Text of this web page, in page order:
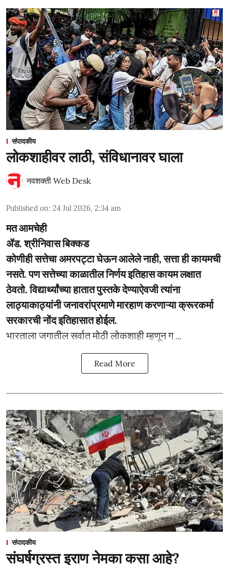
संपादकीय
लोकशाहीवर लाठी, संविधानावर घाला
नवशक्ती Web Desk
Published on: 24 Jul 2026, 2:34 am
मत आमचेही
ॲड. श्रीनिवास बिक्कड
कोणीही सत्तेचा अमरपट्टा घेऊन आलेले नाही, सत्ता ही कायमची
नसते. पण सत्तेच्या काळातील निर्णय इतिहास कायम लक्षात
ठेवतो. विद्यार्थ्यांच्या हातात पुस्तके देण्याऐवजी त्यांना
लाठ्याकाठ्यांनी जनावरांप्रमाणे मारहाण करणाऱ्या क्रूरकर्मा
सरकारची नोंद इतिहासात होईल.
भारताला जगातील सर्वात मोठी लोकशाही म्हणून ग ...
Read More
संपादकीय
संघर्षग्रस्त इराण नेमका कसा आहे?